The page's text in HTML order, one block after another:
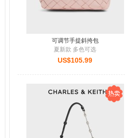
刚刚有客户下单：从Canada (加拿大)
刚刚有客户下单：从United Kingdom (英国)
可调节手提斜挎包
夏新款 多色可选
US$105.99